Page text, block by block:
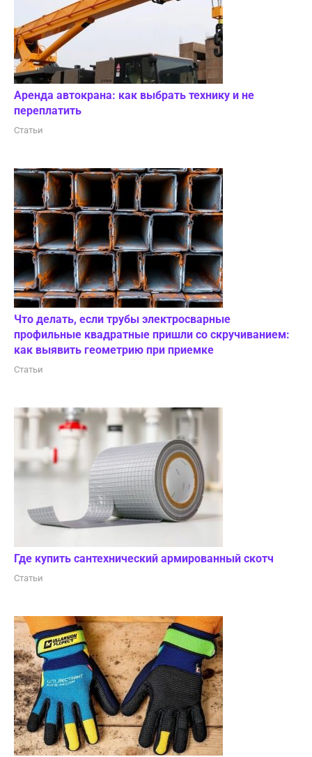
Аренда автокрана: как выбрать технику и не
переплатить
Статьи
Что делать, если трубы электросварные
профильные квадратные пришли со скручиванием:
как выявить геометрию при приемке
Статьи
Где купить сантехнический армированный скотч
Статьи